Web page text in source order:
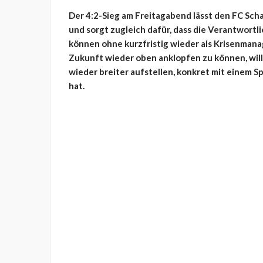
Der 4:2-Sieg am Freitagabend lässt den FC
und sorgt zugleich dafür, dass die
können ohne kurzfristig wieder als
Zukunft wieder oben anklopfen zu können,
wieder breiter aufstellen, konkret mit einem
hat.